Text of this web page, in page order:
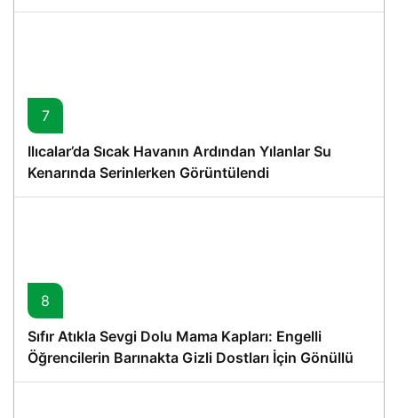
7
Ilıcalar’da Sıcak Havanın Ardından Yılanlar Su
Kenarında Serinlerken Görüntülendi
8
Sıfır Atıkla Sevgi Dolu Mama Kapları: Engelli
Öğrencilerin Barınakta Gizli Dostları İçin Gönüllü
Proje